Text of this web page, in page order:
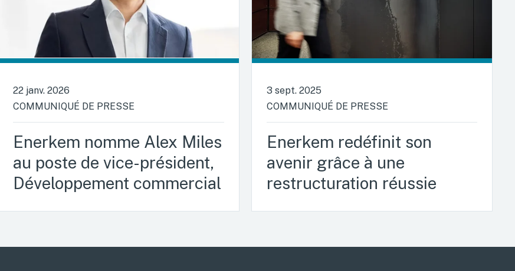
22 janv. 2026
COMMUNIQUÉ DE PRESSE
Enerkem nomme Alex Miles
au poste de vice-président,
Développement commercial
3 sept. 2025
COMMUNIQUÉ DE PRESSE
Enerkem redéfinit son
avenir grâce à une
restructuration réussie